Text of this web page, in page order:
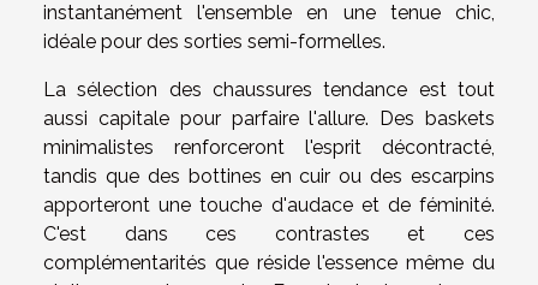
instantanément l'ensemble en une tenue chic,
idéale pour des sorties semi-formelles.
La sélection des chaussures tendance est tout
aussi capitale pour parfaire l'allure. Des baskets
minimalistes renforceront l'esprit décontracté,
tandis que des bottines en cuir ou des escarpins
apporteront une touche d'audace et de féminité.
C'est dans ces contrastes et ces
complémentarités que réside l'essence même du